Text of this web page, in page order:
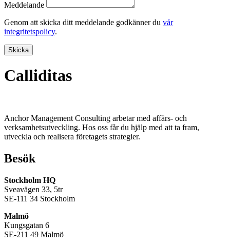
Meddelande
Genom att skicka ditt meddelande godkänner du vår
integritetspolicy.
Skicka
Calliditas
Anchor Management Consulting arbetar med affärs- och
verksamhetsutveckling. Hos oss får du hjälp med att ta fram,
utveckla och realisera företagets strategier.
Besök
Stockholm HQ
Sveavägen 33, 5tr
SE-111 34 Stockholm
Malmö
Kungsgatan 6
SE-211 49 Malmö